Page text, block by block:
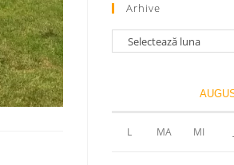
Arhive
Arhive
L MA MI